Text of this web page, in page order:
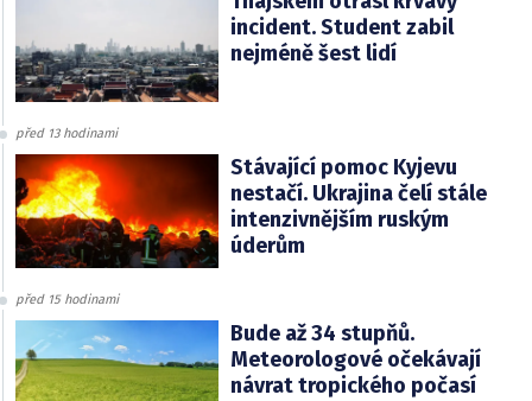
incident. Student zabil
nejméně šest lidí
před 13 hodinami
Stávající pomoc Kyjevu
nestačí. Ukrajina čelí stále
intenzivnějším ruským
úderům
před 15 hodinami
Bude až 34 stupňů.
Meteorologové očekávají
návrat tropického počasí